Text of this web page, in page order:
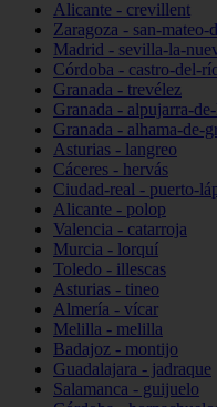
Alicante - crevillent
Zaragoza - san-mateo-
Madrid - sevilla-la-
Córdoba - castro-del-
Granada - trevélez
Granada - alpujarra-
Granada - alhama-de-
Asturias - langreo
Cáceres - hervás
Ciudad-real - puerto-
Alicante - polop
Valencia - catarroja
Murcia - lorquí
Toledo - illescas
Asturias - tineo
Almería - vícar
Melilla - melilla
Badajoz - montijo
Guadalajara - jadraque
Salamanca - guijuelo